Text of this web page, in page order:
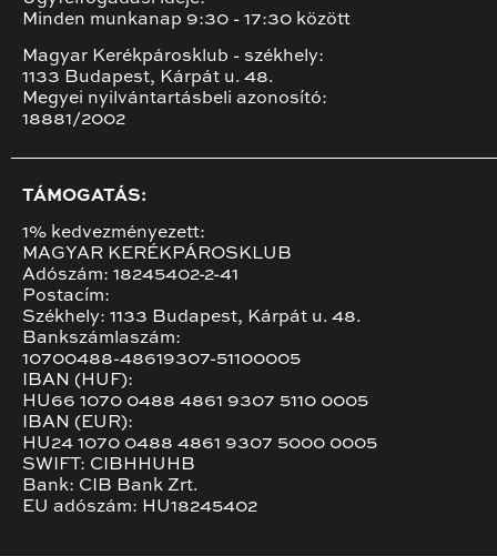
Minden munkanap 9:30 - 17:30 között
Magyar Kerékpárosklub - székhely:
1133 Budapest, Kárpát u. 48.
Megyei nyilvántartásbeli azonosító:
18881/2002
TÁMOGATÁS:
1% kedvezményezett:
MAGYAR KERÉKPÁROSKLUB
Adószám: 18245402-2-41
Postacím:
Székhely: 1133 Budapest, Kárpát u. 48.
Bankszámlaszám:
10700488-48619307-51100005
IBAN (HUF):
HU66 1070 0488 4861 9307 5110 0005
IBAN (EUR):
HU24 1070 0488 4861 9307 5000 0005
SWIFT: CIBHHUHB
Bank: CIB Bank Zrt.
EU adószám: HU18245402